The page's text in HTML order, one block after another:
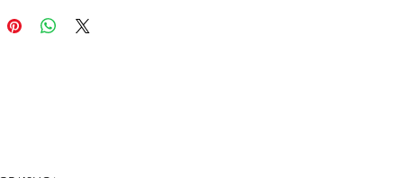
で大人気の商品で、定番
ザーブドフラワーギフトで